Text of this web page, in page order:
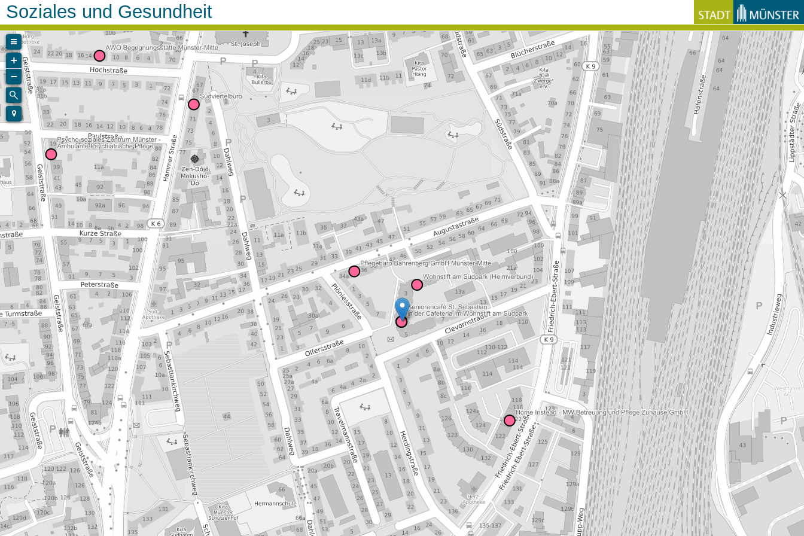
Soziales und Gesundheit
+
−